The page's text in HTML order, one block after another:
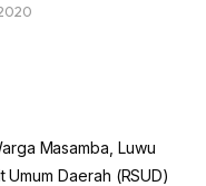
Masamba, Luwu
Daerah (RSUD)